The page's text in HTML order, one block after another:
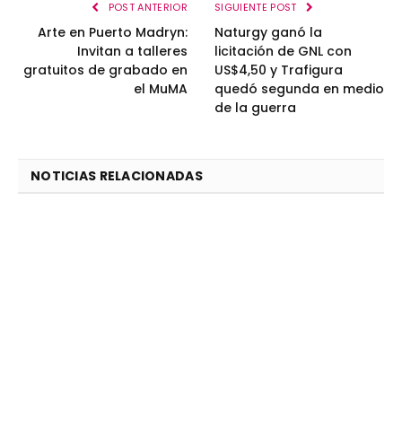
POST ANTERIOR
Arte en Puerto Madryn:
Invitan a talleres
gratuitos de grabado en
el MuMA
SIGUIENTE POST
Naturgy ganó la
licitación de GNL con
US$4,50 y Trafigura
quedó segunda en medio
de la guerra
NOTICIAS RELACIONADAS